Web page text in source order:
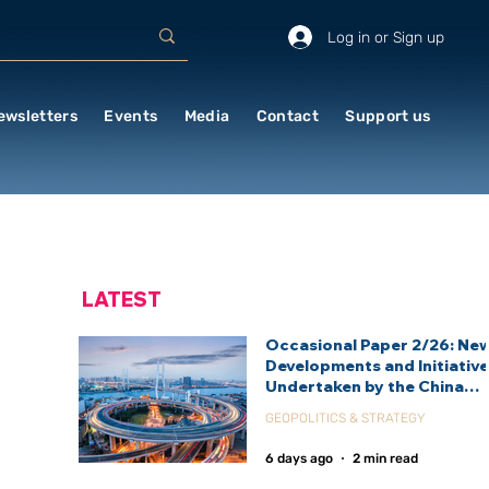
Log in or Sign up
Events Media Contact Support us
Occasional Paper 2/26:
Developments and
Undertaken by the China
Agency (CIDCA)
GEOPOLITICS & STRATEGY
6 days ago 2 min read
LATEST